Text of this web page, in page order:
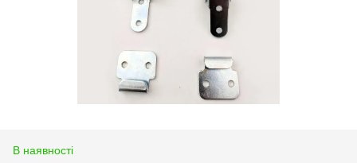
В наявності